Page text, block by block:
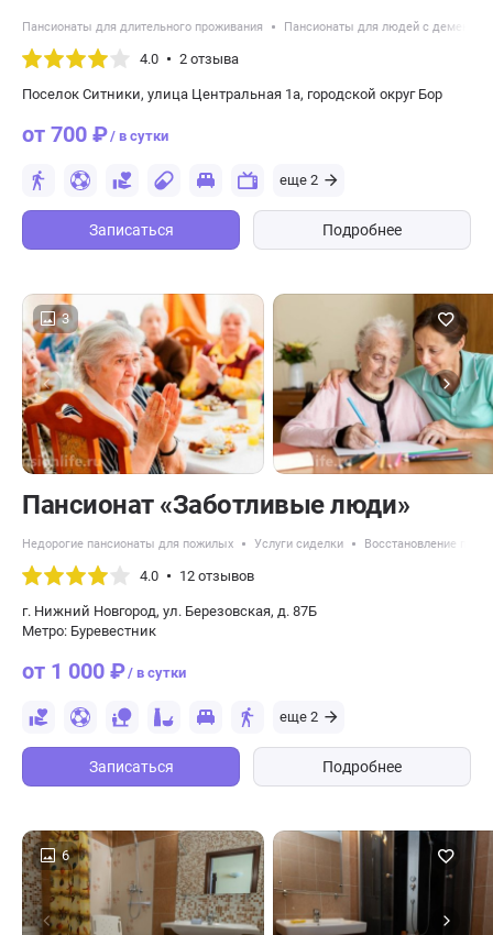
Пансионаты для длительного проживания Пансионаты для людей с
4.0 2 отзыва
Поселок Ситники, улица Центральная 1а, городской округ Бор
от 700 ₽/ в сутки
еще 2
Записаться Подробнее
3
Пансионат «Заботливые люди»
Недорогие пансионаты для пожилых Услуги сиделки Восстановление
4.0 12 отзывов
г. Нижний Новгород, ул. Березовская, д. 87Б
Метро: Буревестник
от 1 000 ₽/ в сутки
еще 2
Записаться Подробнее
6